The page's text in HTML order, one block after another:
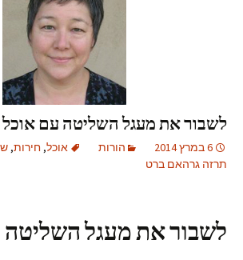
לשבור את מעגל השליטה עם אוכל
6 במרץ 2014 הורות אוכל, חירות,
תרזה גרהאם ברט
לשבור את מעגל